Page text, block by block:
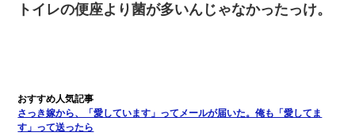
トイレの便座より菌が多いんじゃなかったっけ。
さっき嫁から、「愛しています」ってメールが届いた。俺も「愛してま
す」って送ったら